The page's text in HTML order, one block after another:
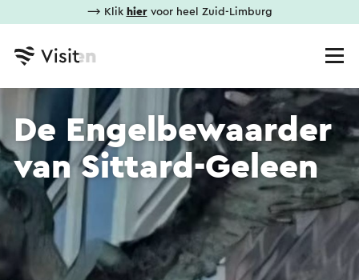
⟶ Klik hiervoor heel Zuid-Limburg
De Engelbewaarder
van Sittard-Geleen